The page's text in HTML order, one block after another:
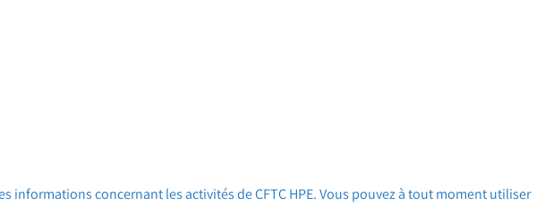
concernant les activités de CFTC HPE. Vous pouvez à tout moment utiliser